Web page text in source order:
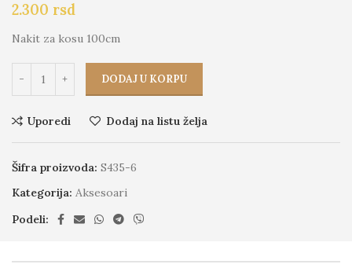
2.300 rsd
Nakit za kosu 100cm
DODAJ U KORPU
Uporedi Dodaj na listu želja
Šifra proizvoda: S435-6
Kategorija: Aksesoari
Podeli: